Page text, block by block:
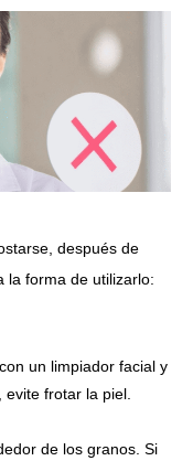
después de
la forma de utilizarlo:
un limpiador facial y
frotar la piel.
de los granos. Si